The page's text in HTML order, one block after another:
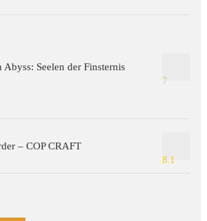
Abyss: Seelen der Finsternis
7
– COP CRAFT
8.1